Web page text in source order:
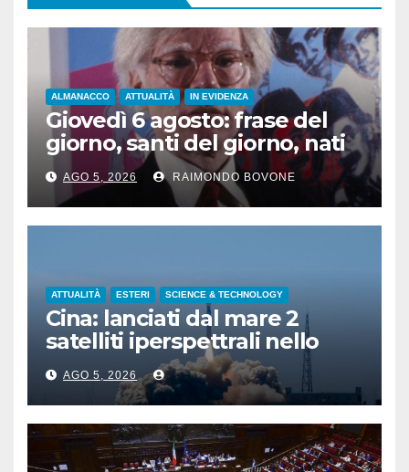
ALMANACCO ATTUALITÀ IN EVIDENZA
Giovedì 6 agosto: frase del
giorno, santi del giorno, nati
famosi, accadde oggi
AGO 5, 2026 RAIMONDO BOVONE
ATTUALITÀ ESTERI SCIENCE & TECHNOLOGY
Cina: lanciati dal mare 2
satelliti iperspettrali nello
Shandong
AGO 5, 2026